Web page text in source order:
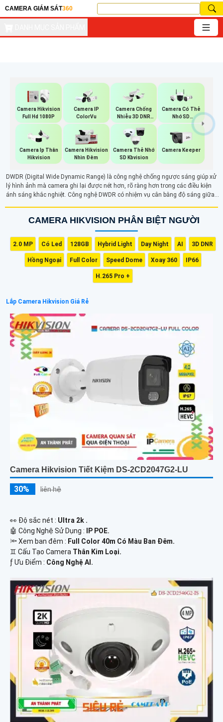
CAMERA GIÁM SÁT360
Camera Hikvision
Full Hd 1080P
Camera IP
ColorVu
Camera Chống
Nhiễu 3D DNR
Hikvison
Camera Có Thẻ
Nhớ SD
HIKVISION
Camera Ip Thân
Hikvision
Camera Hikvision
Nhìn Đêm
Camera Thẻ Nhớ
SD Kbvision
Camera Keeper
DWDR (Digital Wide Dynamic Range) là công nghệ chống ngược sáng giúp xử
lý hình ảnh mà camera ghi lại được nét hơn, rõ ràng hơn trong các điều kiện
ánh sáng khắc nghiệt. Công nghệ DWDR có nhiệm vụ cân bằng độ sáng giữa
CAMERA HIKVISION PHÂN BIỆT NGƯỜI
2.0 MP Có Led 128GB Hybrid Light Day Night AI 3D DNR
Hồng Ngoại Full Color Speed Dome Xoay 360 IP66
H.265 Pro +
Lắp Camera Hikvision Giá Rẻ
Camera Hikvision Tiết Kiệm DS-2CD2047G2-LU
30% liên hệ
️👀 Độ sắc nét : Ultra 2k .
🤖️ Công Nghệ Sử Dụng :
IP POE.
🔦 Xem ban đêm : Full Color 40m Có Màu Ban Đêm.
♊ Cấu Tạo Camera Thân Kim Loại.
️ƒ Ưu Điểm : Công Nghệ AI.